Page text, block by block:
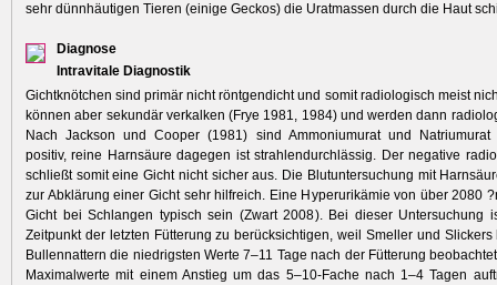
sehr dünnhäutigen Tieren (einige Geckos) die Uratmassen durch die Haut
Diagnose
Intravitale Diagnostik
Gichtknötchen sind primär nicht röntgendicht und somit radiologisch meist
können aber sekundär verkalken (Frye 1981, 1984) und werden dann
Nach Jackson und Cooper (1981) sind Ammoniumurat und Natriumurat
positiv, reine Harnsäure dagegen ist strahlendurchlässig. Der negative
schließt somit eine Gicht nicht sicher aus. Die Blutuntersuchung mit
zur Abklärung einer Gicht sehr hilfreich. Eine Hyperurikämie von über 2080
Gicht bei Schlangen typisch sein (Zwart 2008). Bei dieser Untersuchung
Zeitpunkt der letzten Fütterung zu berücksichtigen, weil Smeller und
Bullennattern die niedrigsten Werte 7–11 Tage nach der Fütterung
Maximalwerte mit einem Anstieg um das 5–10-Fache nach 1–4 Tagen